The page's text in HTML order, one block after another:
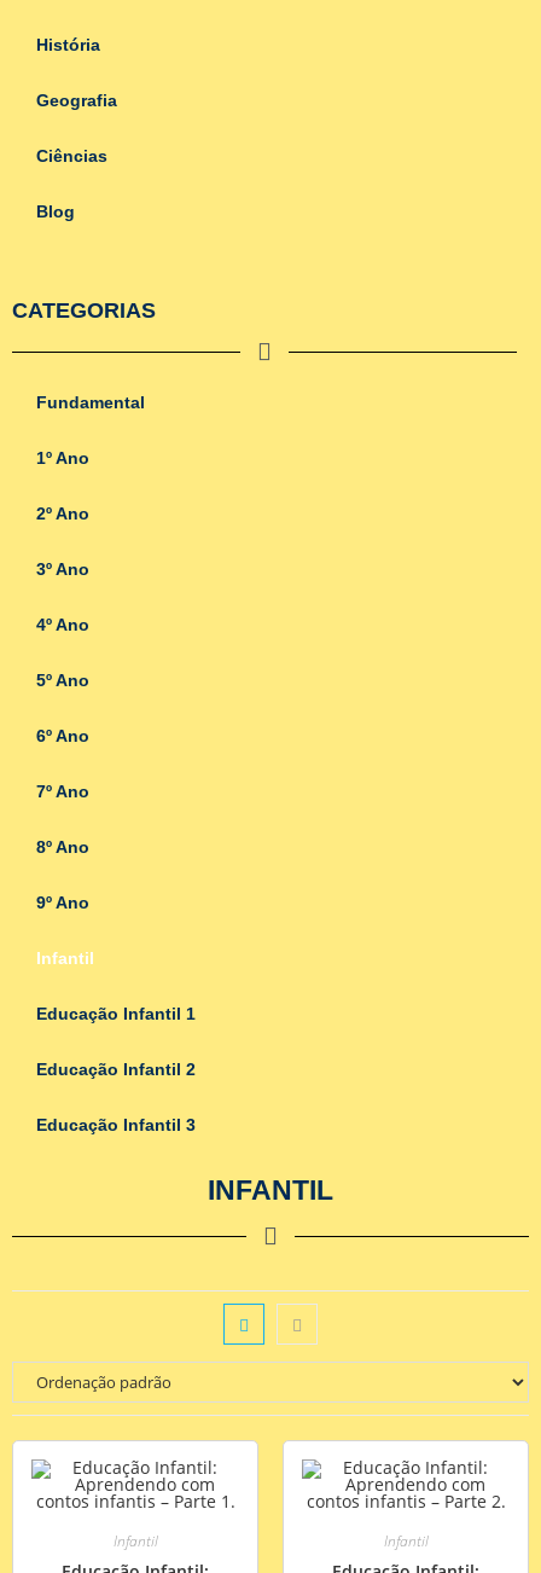
História
Geografia
Ciências
Blog
CATEGORIAS
Fundamental
1º Ano
2º Ano
3º Ano
4º Ano
5º Ano
6º Ano
7º Ano
8º Ano
9º Ano
Infantil
Educação Infantil 1
Educação Infantil 2
Educação Infantil 3
INFANTIL
Infantil Infantil